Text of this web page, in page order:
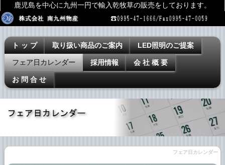
鹿児島を中心に九州一円で輸入乾牧草の販売をしております。
ト ッ プ 取り扱い商品のご案内 LED照明のご提案
フェア日カレンダー 採用情報 会 社 概 要
お 問 合 せ
フェア日カレンダー